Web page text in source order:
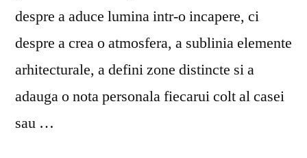
despre a aduce lumina intr-o incapere, ci
despre a crea o atmosfera, a sublinia elemente
arhitecturale, a defini zone distincte si a
adauga o nota personala fiecarui colt al casei
sau …